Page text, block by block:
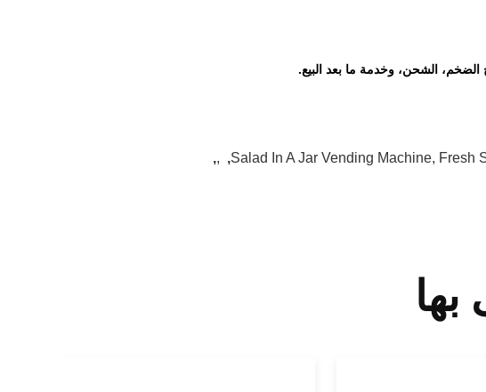
الضخم، الشحن، وخدمة ما بعد البيع.
Salad In A Jar Vending Machine,
,
,
,